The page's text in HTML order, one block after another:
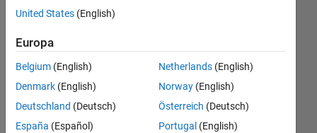
14 Mag
2019
1
Risposta
accettata
United States (English)
Europa
Belgium (English)
Denmark (English)
Deutschland (Deutsch)
España (Español)
Netherlands(English)
Norway(English)
Österreich (Deutsch)
Portugal (English)